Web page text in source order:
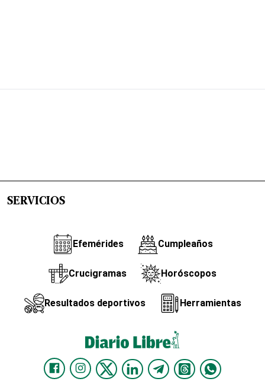
SERVICIOS
Efemérides Cumpleaños
Crucigramas Horóscopos
Resultados deportivos Herramientas